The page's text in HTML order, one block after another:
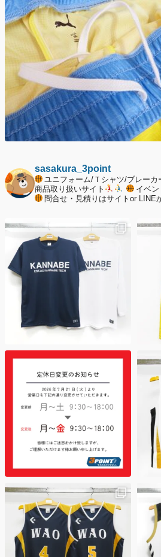
年末年始の休業期間について
sasakura_3point
ユニフォーム/Ｔシャツ/ブレーカ
商品取り扱いサイト
イベ
問合せ・見積りはサイトor LINE